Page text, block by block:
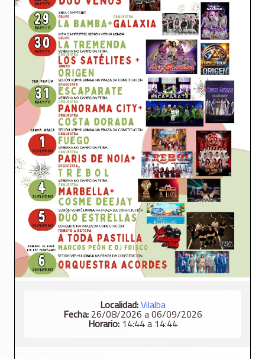
Localidad:Vilalba
Fecha:26/08/2026 a 06/09/2026
Horario:14:44 a 14:44